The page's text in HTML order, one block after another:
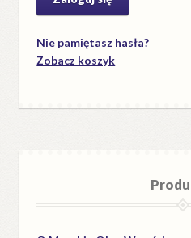
Nie pamiętasz hasła?
Zobacz koszyk